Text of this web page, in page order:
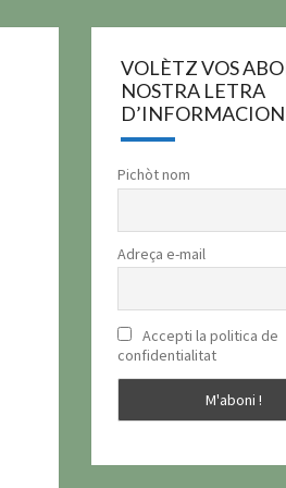
VOLÈTZ VOS
NOSTRA LETRA
D’INFORMACION
Pichòt nom
Adreça e-mail
Accepti la politica de
confidentialitat